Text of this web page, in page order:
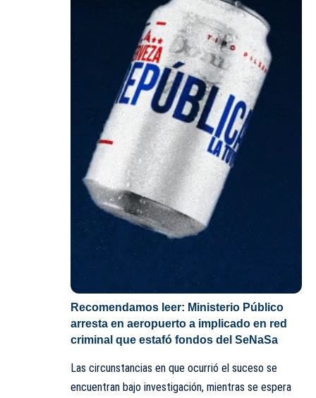
Recomendamos leer: Ministerio Público
arresta en aeropuerto a implicado en red
criminal que estafó fondos del SeNaSa
Las circunstancias en que ocurrió el suceso se
encuentran bajo investigación, mientras se espera